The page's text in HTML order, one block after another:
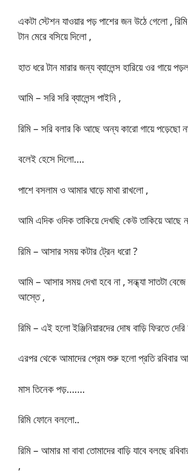
একটা স্টেশন যাওয়ার পড় পাশের জন উঠে গেলো ,
টান মেরে বসিয়ে দিলো ,
হাত ধরে টান মারার জন্য ব্যালেন্স হারিয়ে ওর গায়ে
আমি – সরি সরি ব্যালেন্স পাইনি ,
রিমি – সরি বলার কি আছে অন্য কারো গায়ে পড়েছো
বলেই হেসে দিলো….
পাশে বসলাম ও আমার ঘাড়ে মাথা রাখলো ,
আমি এদিক ওদিক তাকিয়ে দেখছি কেউ তাকিয়ে আছে
রিমি – আসার সময় কটার ট্রেন ধরো ?
আমি – আসার সময় দেখা হবে না , সন্ধ্যা সাতটা
আস্তে ,
রিমি – এই হলো ইঞ্জিনিয়ারদের দোষ বাড়ি ফিরতে
এরপর থেকে আমাদের প্রেম শুরু হলো প্রতি রবিবার
মাস তিনেক পড়…….
রিমি ফোনে বললো..
রিমি – আমার মা বাবা তোমাদের বাড়ি যাবে বলছে
,